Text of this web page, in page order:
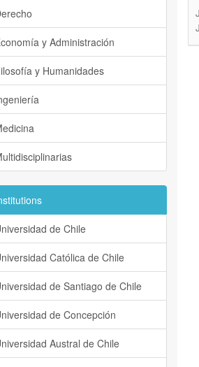
y Administración
y Humanidades
de Chile
Católica de Chile
de Santiago de Chile
de Concepción
Austral de Chile